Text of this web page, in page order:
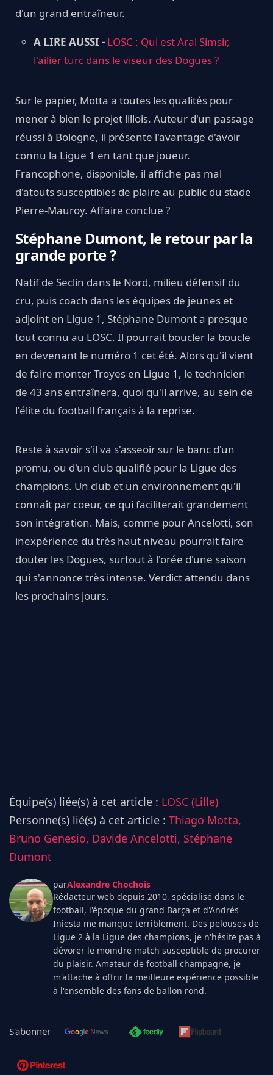
d'un grand entraîneur.
A LIRE AUSSI - LOSC : Qui est Aral Simsir,
l'ailier turc dans le viseur des Dogues ?
Sur le papier, Motta a toutes les qualités pour
mener à bien le projet lillois. Auteur d'un passage
réussi à Bologne, il présente l'avantage d'avoir
connu la Ligue 1 en tant que joueur.
Francophone, disponible, il affiche pas mal
d'atouts susceptibles de plaire au public du stade
Pierre-Mauroy. Affaire conclue ?
Stéphane Dumont, le retour par la
grande porte ?
Natif de Seclin dans le Nord, milieu défensif du
cru, puis coach dans les équipes de jeunes et
adjoint en Ligue 1, Stéphane Dumont a presque
tout connu au LOSC. Il pourrait boucler la boucle
en devenant le numéro 1 cet été. Alors qu'il vient
de faire monter Troyes en Ligue 1, le technicien
de 43 ans entraînera, quoi qu'il arrive, au sein de
l'élite du football français à la reprise.
Reste à savoir s'il va s'asseoir sur le banc d'un
promu, ou d'un club qualifié pour la Ligue des
champions. Un club et un environnement qu'il
connaît par coeur, ce qui faciliterait grandement
son intégration. Mais, comme pour Ancelotti, son
inexpérience du très haut niveau pourrait faire
douter les Dogues, surtout à l'orée d'une saison
qui s'annonce très intense. Verdict attendu dans
les prochains jours.
Équipe(s) liée(s) à cet article : LOSC (Lille)
Personne(s) lié(s) à cet article : Thiago Motta,
Bruno Genesio, Davide Ancelotti, Stéphane
Dumont
parAlexandre Chochois
Rédacteur web depuis 2010, spécialisé dans le
football, l'époque du grand Barça et d'Andrés
Iniesta me manque terriblement. Des pelouses de
Ligue 2 à la Ligue des champions, je n'hésite pas à
dévorer le moindre match susceptible de procurer
du plaisir. Amateur de football champagne, je
m'attache à offrir la meilleure expérience possible
à l'ensemble des fans de ballon rond.
S'abonner